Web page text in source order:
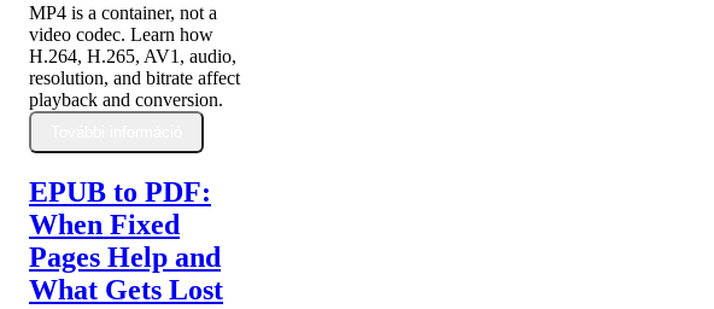
MP4 is a container, not a
video codec. Learn how
H.264, H.265, AV1, audio,
resolution, and bitrate affect
playback and conversion.
EPUB to PDF:
When Fixed
Pages Help and
What Gets Lost